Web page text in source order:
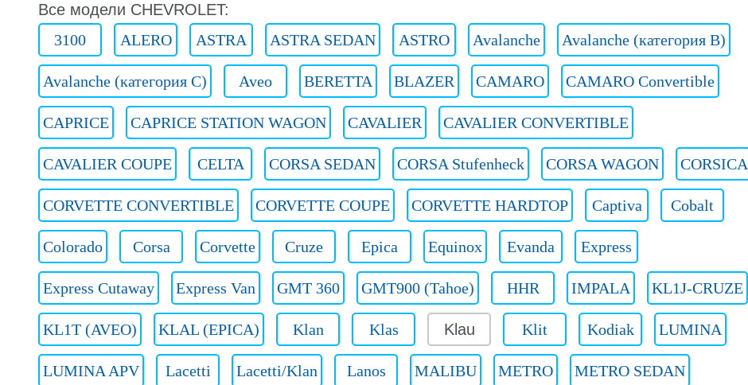
Все модели CHEVROLET:
3100
ALERO ASTRA ASTRA SEDAN ASTRO Avalanche Avalanche (категория B)
Avalanche (категория C) Aveo BERETTA BLAZER CAMARO CAMARO Convertible
CAPRICE CAPRICE STATION WAGON CAVALIER CAVALIER CONVERTIBLE
CAVALIER COUPE CELTA CORSA SEDAN CORSA Stufenheck CORSA WAGON CORSICA
CORVETTE CONVERTIBLE CORVETTE COUPE CORVETTE HARDTOP Captiva Cobalt
Colorado Corsa Corvette Cruze Epica Equinox Evanda Express
Express Cutaway Express Van GMT 360 GMT900 (Tahoe) HHR IMPALA KL1J-CRUZE
KL1T (AVEO) KLAL (EPICA) Klan Klas Klau Klit Kodiak LUMINA
LUMINA APV Lacetti Lacetti/Klan Lanos MALIBU METRO METRO SEDAN